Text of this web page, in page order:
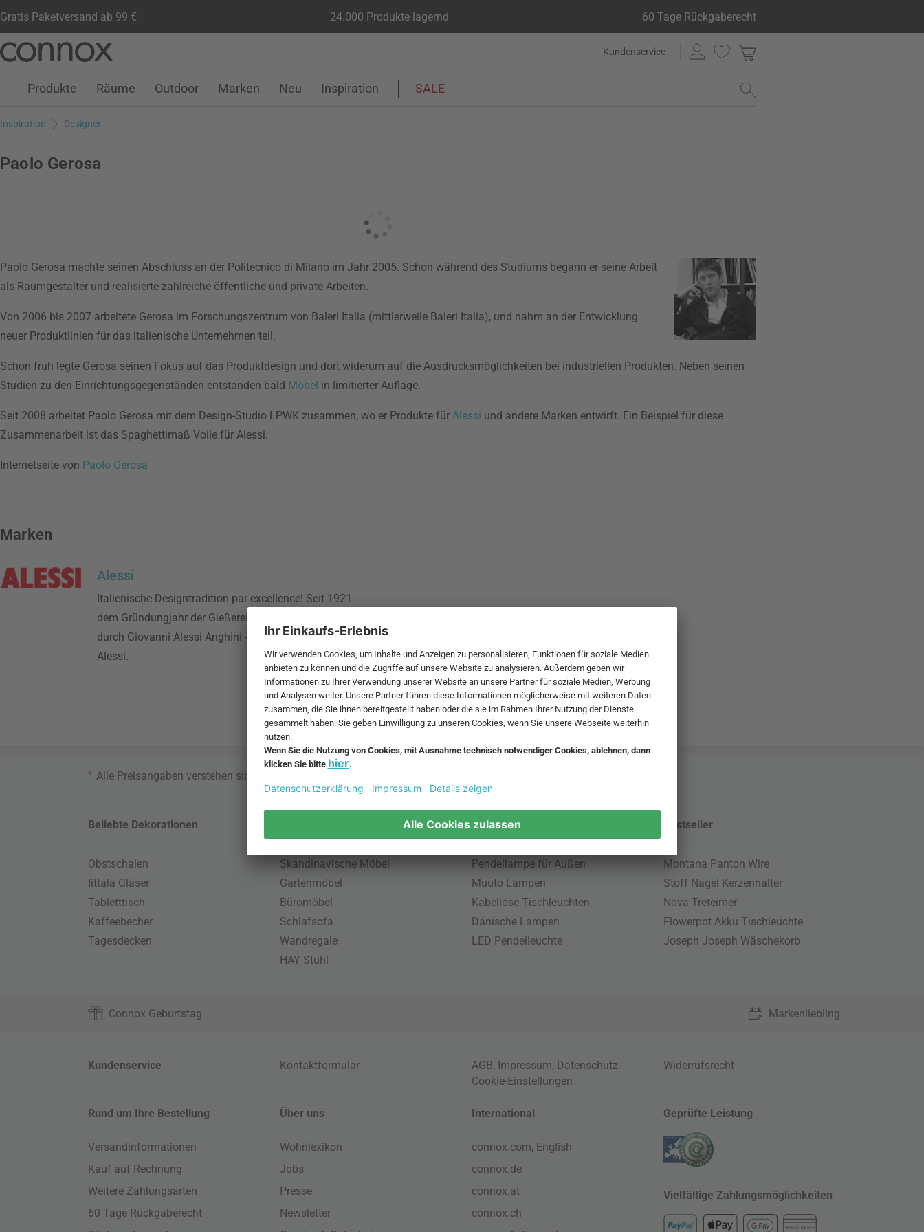
Gratis Paketversand ab 99 € 24.000 Produkte lagernd 60 Tage Rückgaberecht
Seiteninhalt
Suchfeld
Kundenservice
Kundenkonto
Wunschliste
Warenkorb
Produkte Räume Outdoor Marken Neu Inspiration SALE
Inspiration Designer
Paolo Gerosa
Paolo Gerosa machte seinen Abschluss an der Politecnico di Milano im Jahr 2005. Schon während des Studiums begann er seine Arbeit
als Raumgestalter und realisierte zahlreiche öffentliche und private Arbeiten.
Von 2006 bis 2007 arbeitete Gerosa im Forschungszentrum von Baleri Italia (mittlerweile Baleri Italia), und nahm an der Entwicklung
neuer Produktlinien für das italienische Unternehmen teil.
Schon früh legte Gerosa seinen Fokus auf das Produktdesign und dort widerum auf die Ausdrucksmöglichkeiten bei industriellen Produkten. Neben seinen
Studien zu den Einrichtungsgegenständen entstanden bald Möbel in limitierter Auflage.
Seit 2008 arbeitet Paolo Gerosa mit dem Design-Studio LPWK zusammen, wo er Produkte für Alessi und andere Marken entwirft. Ein Beispiel für diese
Zusammenarbeit ist das Spaghettimaß Voile für Alessi.
Internetseite von Paolo Gerosa
Marken
Alessi
Italienische Designtradition par excellence! Seit 1921 -
dem Gründungjahr der Gießerei und Metallwerkstatt
durch Giovanni Alessi Anghini - gibt es das Unternehmen
Alessi.
* Alle Preisangaben verstehen sich inklusive MwSt. und zzgl.
Beliebte Dekorationen
Obstschalen
Iittala Gläser
Tabletttisch
Kaffeebecher
Tagesdecken
Skandinavische Möbel
Gartenmöbel
Büromöbel
Schlafsofa
Wandregale
HAY Stuhl
Beliebte Leuchten
Pendellampe für Außen
Muuto Lampen
Kabellose Tischleuchten
Dänische Lampen
LED Pendelleuchte
Bestseller
Montana Panton Wire
Stoff Nagel Kerzenhalter
Nova Treteimer
Flowerpot Akku Tischleuchte
Joseph Joseph Wäschekorb
Connox Geburtstag Markenliebling
Kundenservice Kontaktformular AGB, Impressum, Datenschutz,
Cookie-Einstellungen
Widerrufsrecht
Rund um Ihre Bestellung
Versandinformationen
Kauf auf Rechnung
Weitere Zahlungsarten
60 Tage Rückgaberecht
Über uns
Wohnlexikon
Jobs
Presse
Newsletter
International
connox.com, English
connox.de
connox.at
connox.ch
Geprüfte Leistung
Vielfältige Zahlungsmöglichkeiten
KREDITKARTE